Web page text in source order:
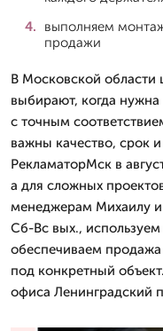
выполняем
продажи
В Московской области
выбирают, когда
с точным
важны качество, срок
РекламаторМск в
а для сложных
менеджерам Михаилу
Сб-Вс вых.,
обеспечиваем
под конкретный
офиса Ленинградский